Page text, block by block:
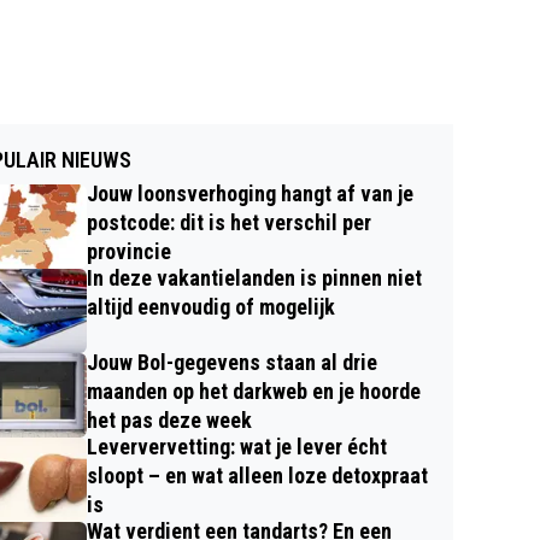
NIEUWS
Jouw loonsverhoging hangt af van je
postcode: dit is het verschil per
provincie
In deze vakantielanden is pinnen niet
altijd eenvoudig of mogelijk
Jouw Bol-gegevens staan al drie
maanden op het darkweb en je hoorde
het pas deze week
Leververvetting: wat je lever écht
sloopt – en wat alleen loze detoxpraat
is
Wat verdient een tandarts? En een